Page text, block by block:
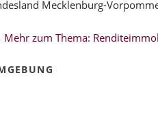
Mecklenburg-
zum Thema: